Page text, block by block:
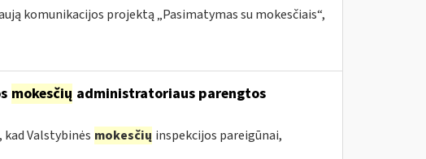
komunikacijos projektą „Pasimatymas su mokesčiais“,
mokesčių administratoriaus parengtos
Valstybinės mokesčių inspekcijos pareigūnai,